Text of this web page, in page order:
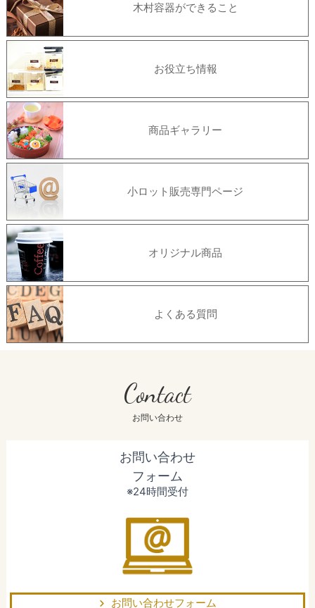
木村容器ができること
お役立ち情報
商品ギャラリー
小ロット販売専門ページ
オリジナル商品
よくある質問
Contact
お問い合わせ
お問い合わせ
フォーム
※24時間受付
お問い合わせフォーム